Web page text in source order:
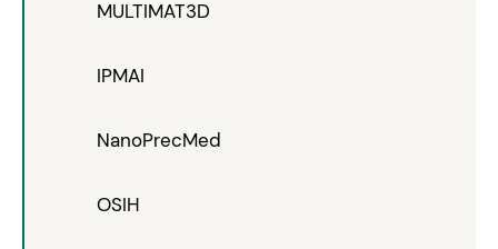
MULTIMAT3D
IPMAI
NanoPrecMed
OSIH